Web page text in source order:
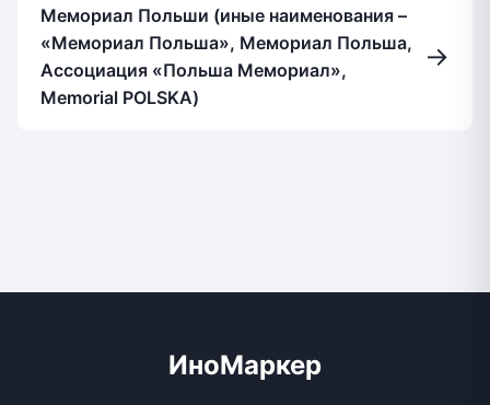
Мемориал Польши (иные наименования –
«Мемориал Польша», Мемориал Польша,
Ассоциация «Польша Мемориал»,
Memorial POLSKA)
→
ИноМаркер